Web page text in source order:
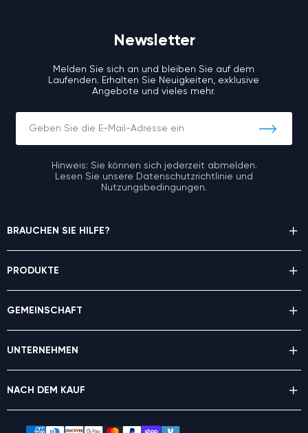
Newsletter
Melden Sie sich an und bleiben Sie auf dem
Laufenden. Erhalten Sie Neuigkeiten, exklusive
Angebote und vieles mehr.
Hinweis: Sie können sich jederzeit abmelden.
Lesen Sie unsere Datenschutzrichtlinie und
Nutzungsbedingungen.
BRAUCHEN SIE HILFE?
PRODUKTE
GEMEINSCHAFT
UNTERNEHMEN
NACH DEM KAUF